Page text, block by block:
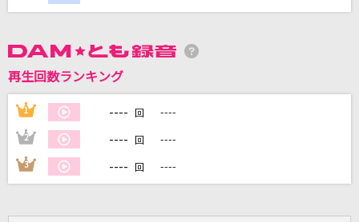
DAMに会員登録・ログインして
カラオケをもっと楽しもう！
再生回数ランキング
1 ---- 回 ----
2 ---- 回 ----
3 ---- 回 ----